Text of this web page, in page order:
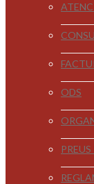
ODS